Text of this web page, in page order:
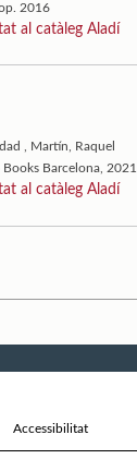
2016
al catàleg Aladí
, Martín, Raquel
Barcelona, 2021
al catàleg Aladí
Accessibilitat